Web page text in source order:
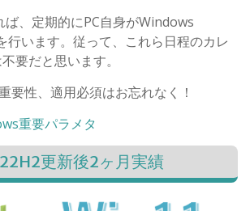
ば、定期的にPC自身がWindows
行います。従って、これら日程のカレ
要だと思います。
要性、適用必須はお忘れなく！
重要パラメタ
更新後2ヶ月実績